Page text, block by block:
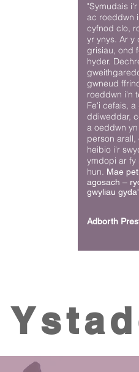
"Symudais
ac roeddwn
cyfnod clo,
yr ynys. Ar y
grisiau, ond
hyder.
gwneud
roeddwn i'n
Fe'i cefais,
ddiweddar,
a oeddwn
person
heibio i'r
ymdopi ar fy
hun. Mae
agosach –
gwyliau
​Adborth